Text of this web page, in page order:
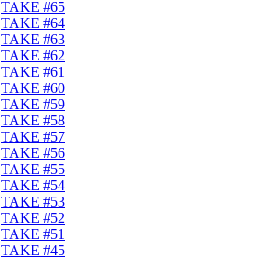
TAKE #65
TAKE #64
TAKE #63
TAKE #62
TAKE #61
TAKE #60
TAKE #59
TAKE #58
TAKE #57
TAKE #56
TAKE #55
TAKE #54
TAKE #53
TAKE #52
TAKE #51
TAKE #45